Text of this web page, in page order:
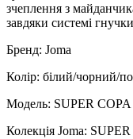
зчеплення з
завдяки системі
Бренд: Joma
Колір: білий/чорний/
Модель: SUPER COPA
Колекція Joma: